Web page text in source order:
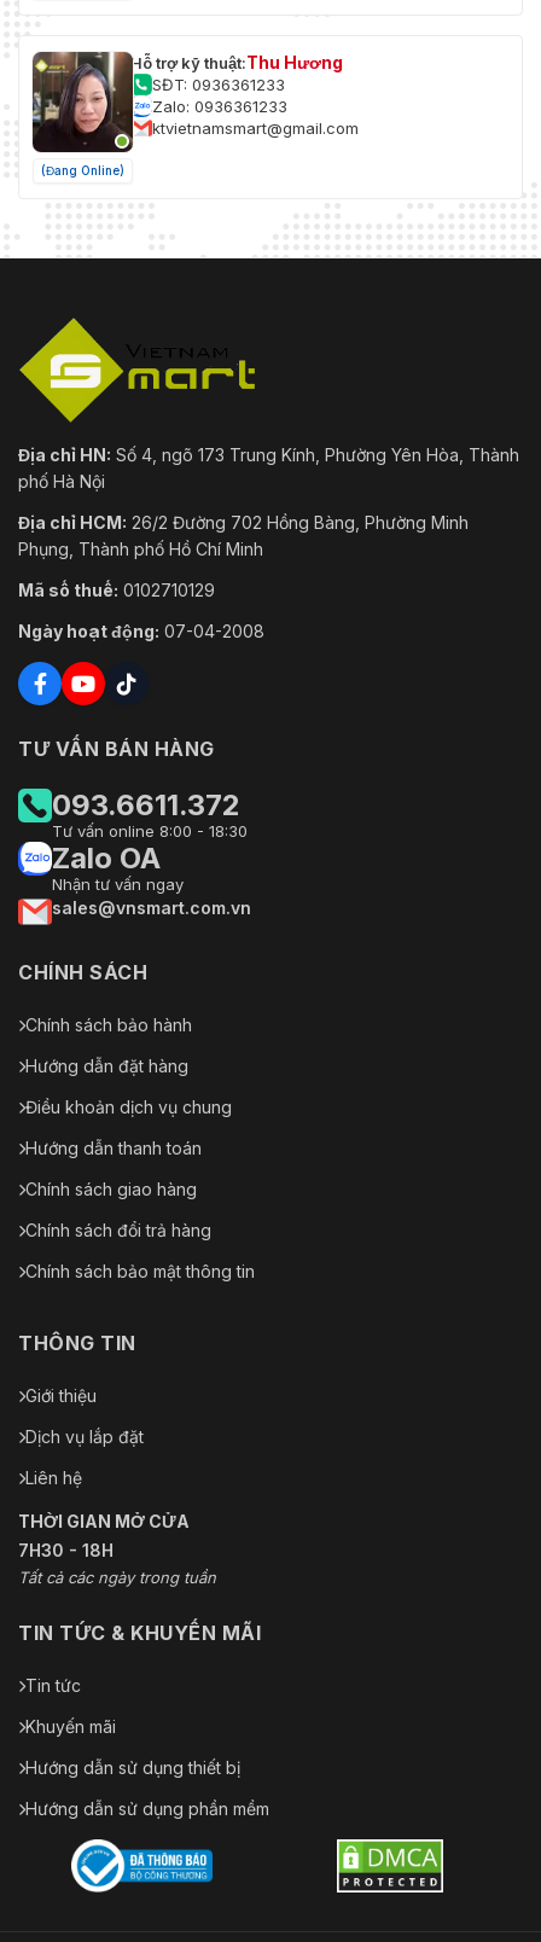
(Đang Online)
Hỗ trợ kỹ thuật:Thu Hương
SĐT: 0936361233
Zalo: 0936361233
ktvietnamsmart@gmail.com
Địa chỉ HN: Số 4, ngõ 173 Trung Kính, Phường Yên Hòa, Thành
phố Hà Nội
Địa chỉ HCM: 26/2 Đường 702 Hồng Bàng, Phường Minh
Phụng, Thành phố Hồ Chí Minh
Mã số thuế: 0102710129
Ngày hoạt động: 07-04-2008
TƯ VẤN BÁN HÀNG
093.6611.372
Tư vấn online 8:00 - 18:30
Zalo OA
Nhận tư vấn ngay
sales@vnsmart.com.vn
CHÍNH SÁCH
Chính sách bảo hành
Hướng dẫn đặt hàng
Điều khoản dịch vụ chung
Hướng dẫn thanh toán
Chính sách giao hàng
Chính sách đổi trả hàng
Chính sách bảo mật thông tin
THÔNG TIN
Giới thiệu
Dịch vụ lắp đặt
Liên hệ
THỜI GIAN MỞ CỬA
7H30 - 18H
Tất cả các ngày trong tuần
TIN TỨC & KHUYẾN MÃI
Tin tức
Khuyến mãi
Hướng dẫn sử dụng thiết bị
Hướng dẫn sử dụng phần mềm